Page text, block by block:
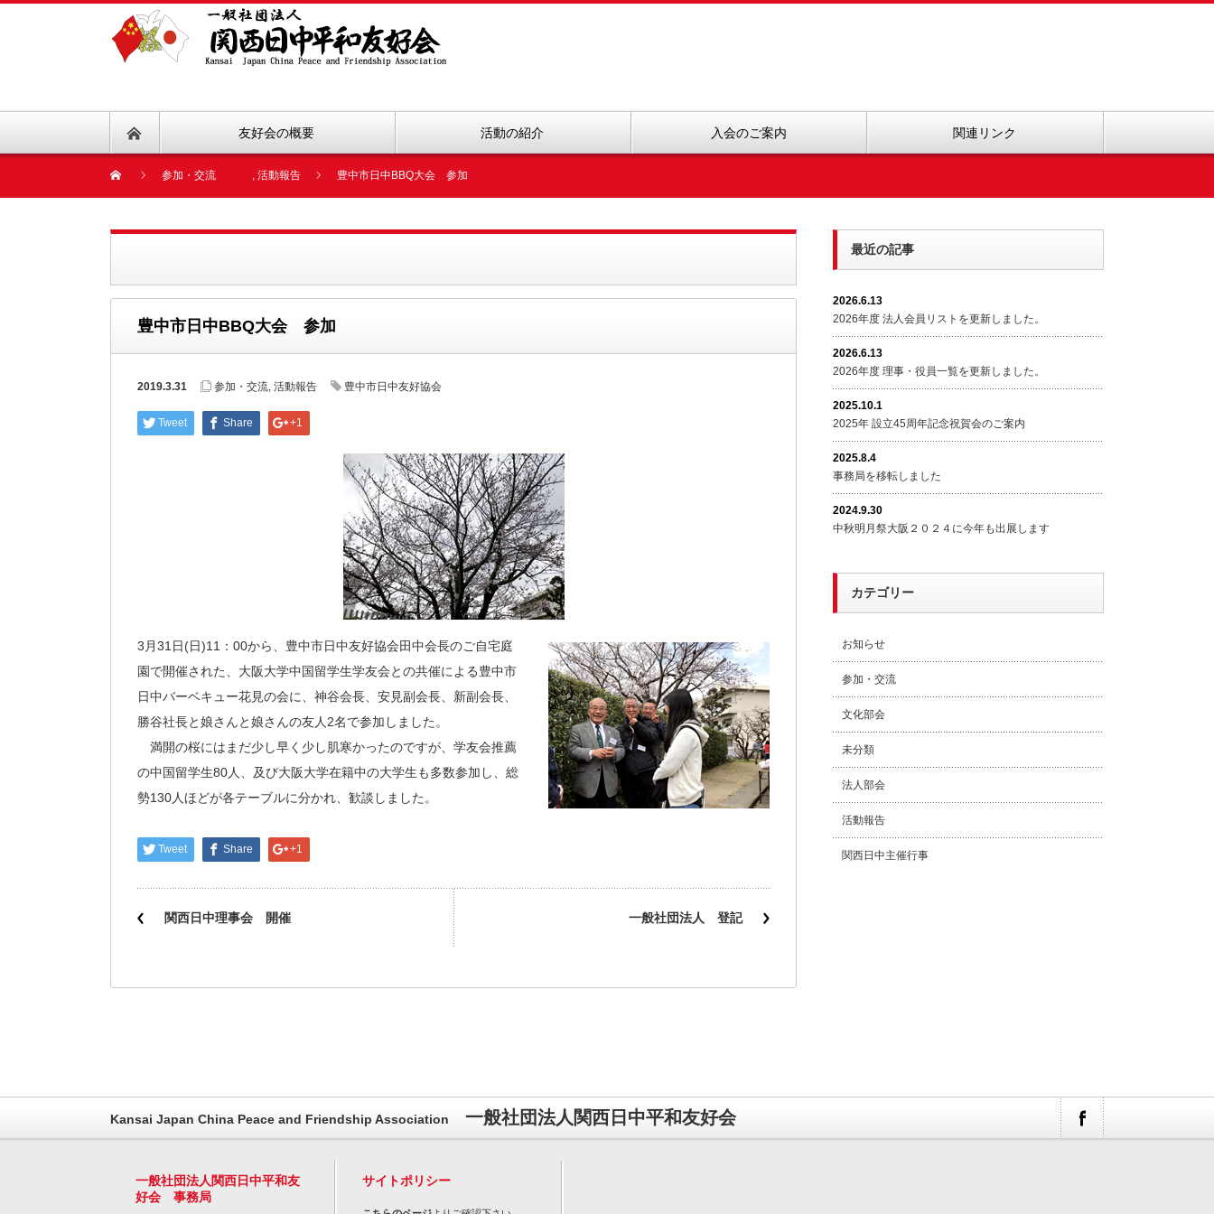
友好会の概要 活動の紹介 入会のご案内 関連リンク
参加・交流 , 活動報告 豊中市日中BBQ大会 参加
豊中市日中BBQ大会 参加
2019.3.31 参加・交流, 活動報告 豊中市日中友好協会
Tweet Share +1
3月31日(日)11：00から、豊中市日中友好協会田中会長のご自宅庭
園で開催された、大阪大学中国留学生学友会との共催による豊中市
日中バーベキュー花見の会に、神谷会長、安見副会長、新副会長、
勝谷社長と娘さんと娘さんの友人2名で参加しました。
満開の桜にはまだ少し早く少し肌寒かったのですが、学友会推薦
の中国留学生80人、及び大阪大学在籍中の大学生も多数参加し、総
勢130人ほどが各テーブルに分かれ、歓談しました。
Tweet Share +1
関西日中理事会 開催 一般社団法人 登記
最近の記事
2026.6.13
2026年度 法人会員リストを更新しました。
2026.6.13
2026年度 理事・役員一覧を更新しました。
2025.10.1
2025年 設立45周年記念祝賀会のご案内
2025.8.4
事務局を移転しました
2024.9.30
中秋明月祭大阪２０２４に今年も出展します
カテゴリー
お知らせ
参加・交流
文化部会
未分類
法人部会
活動報告
関西日中主催行事
Kansai Japan China Peace and Friendship Association 一般社団法人関西日中平和友好会
一般社団法人関西日中平和友
好会 事務局
サイトポリシー